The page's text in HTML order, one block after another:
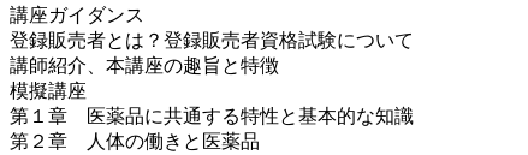
講座ガイダンス
登録販売者とは？登録販売者資格試験について
講師紹介、本講座の趣旨と特徴
模擬講座
第１章 医薬品に共通する特性と基本的な知識
第２章 人体の働きと医薬品